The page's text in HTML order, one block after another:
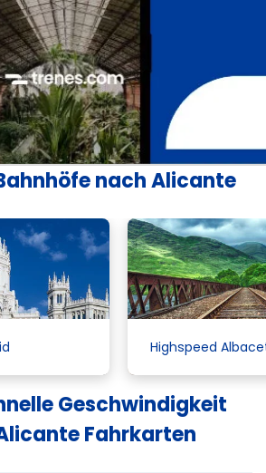
nach Alicante
Highspeed
Geschwindigkeit
Fahrkarten